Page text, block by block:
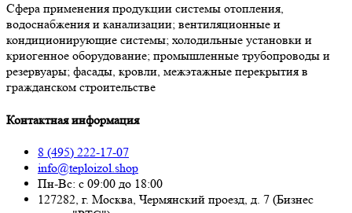
Сфера применения продукции системы отопления,
водоснабжения и канализации; вентиляционные и
кондиционирующие системы; холодильные установки и
криогенное оборудование; промышленные трубопроводы и
резервуары; фасады, кровли, межэтажные перекрытия в
гражданском строительстве
Контактная информация
8 (495) 222-17-07
info@teploizol.shop
Пн-Вс: с 09:00 до 18:00
127282, г. Москва, Чермянский проезд, д. 7 (Бизнес